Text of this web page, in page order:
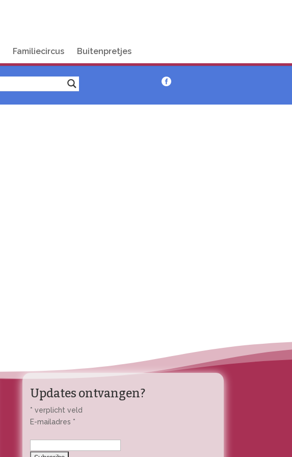
Familiecircus Buitenpretjes

Updates ontvangen?
* verplicht veld
E-mailadres *